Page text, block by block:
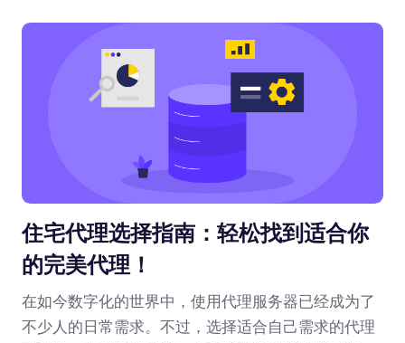
住宅代理选择指南：轻松找到适合你
的完美代理！
在如今数字化的世界中，使用代理服务器已经成为了
不少人的日常需求。不过，选择适合自己需求的代理